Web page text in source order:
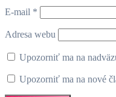
E-mail *
Adresa webu
Upozorniť ma na
Upozorniť ma na nové